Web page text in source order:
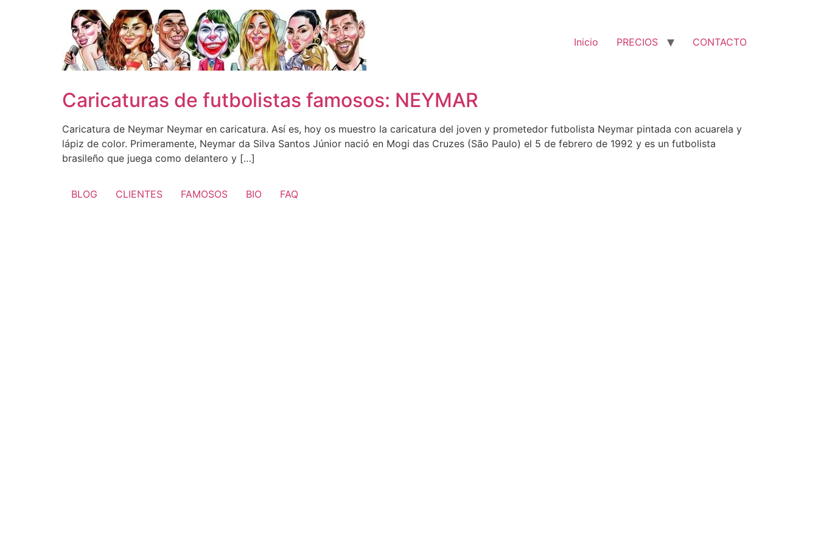
Inicio PRECIOS CONTACTO
Caricaturas de futbolistas famosos: NEYMAR
Caricatura de Neymar Neymar en caricatura. Así es, hoy os muestro la caricatura del joven y prometedor futbolista Neymar pintada con acuarela y
lápiz de color. Primeramente, Neymar da Silva Santos Júnior nació en Mogi das Cruzes (São Paulo) el 5 de febrero de 1992 y es un futbolista
brasileño que juega como delantero y […]
BLOG CLIENTES FAMOSOS BIO FAQ